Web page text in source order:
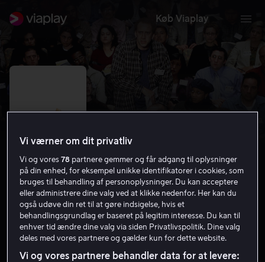
Køb Viaplay
Orkidé-tyven
7.7 Drama Komedie 2002 1 t. 50 min
11 år
Vi værner om dit privatliv
Vi og vores78 partnere gemmer og får adgang til oplysninger
på din enhed, for eksempel unikke identifikatorer i cookies, som
bruges til behandling af personoplysninger. Du kan acceptere
eller administrere dine valg ved at klikke nedenfor. Her kan du
også udøve din ret til at gøre indsigelse, hvis et
behandlingsgrundlag er baseret på legitim interesse. Du kan til
enhver tid ændre dine valg via siden Privatlivspolitik. Dine valg
deles med vores partnere og gælder kun for dette website.
Vi og vores partnere behandler data for at levere: